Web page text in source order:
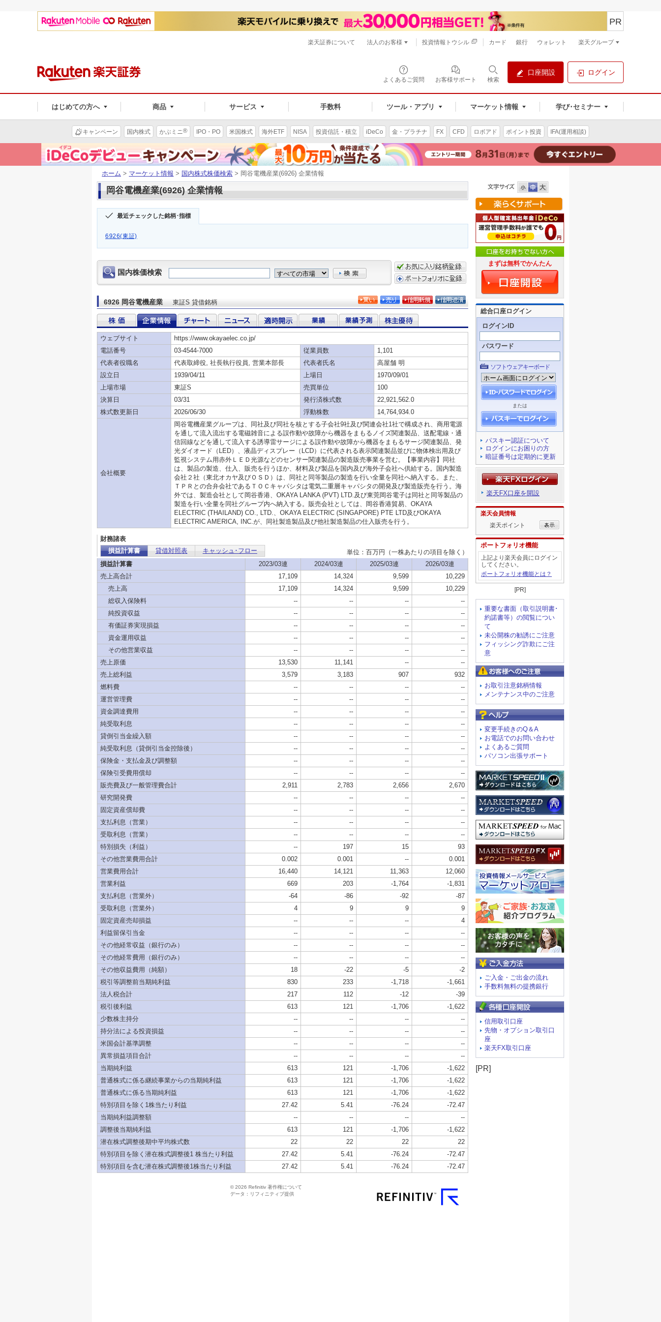
よくあるご質問 お客様サポート 検索
口座開設 ログイン
はじめての方へ 商品 サービス 手数料 ツール・アプリ マーケット情報 学び･セミナー
PR
楽天証券について 法人のお客様 投資情報トウシル カード 銀行 ウォレット 楽天グループ
キャンペーン 国内株式 かぶミニ® IPO・PO 米国株式 海外ETF NISA 投資信託・積立 iDeCo 金・プラチナ FX CFD ロボアド ポイント投資 IFA(運用相談)
ホーム > マーケット情報 > 国内株式株価検索 > 岡谷電機産業(6926) 企業情報
岡谷電機産業(6926) 企業情報
最近チェックした銘柄･指標
6926(東証)
まずは無料でかんたん
総合口座ログイン
ログインID
パスワード
ソフトウェアキーボード
または
パスキー認証について
ログインにお困りの方
暗証番号は定期的に更新
楽天FX口座を開設
楽天会員情報
楽天ポイント
ポートフォリオ機能
上記より楽天会員にログイン
してください。
ポートフォリオ機能とは？
[PR]
重要な書面（取引説明書･
約諾書等）の閲覧につい
て
未公開株の勧誘にご注意
フィッシング詐欺にご注
意
お取引注意銘柄情報
メンテナンス中のご注意
変更手続きのQ＆A
お電話でのお問い合わせ
よくあるご質問
パソコン出張サポート
ご入金・ご出金の流れ
手数料無料の提携銀行
信用取引口座
先物・オプション取引口
座
楽天FX取引口座
[PR]